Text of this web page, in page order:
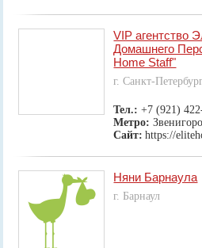
VIP агентство
Домашнего
Home Staff"
г. Санкт-
Тел.:+7 (921)
Метро:
Сайт: https://
Няни Барнаула
г. Барнаул